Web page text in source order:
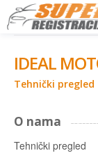
IDEAL
Tehnički pregled
O nama
Tehnički pregled